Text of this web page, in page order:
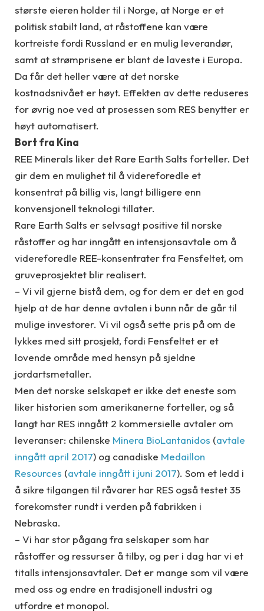
største eieren holder til i Norge, at Norge er et
politisk stabilt land, at råstoffene kan være
kortreiste fordi Russland er en mulig leverandør,
samt at strømprisene er blant de laveste i Europa.
Da får det heller være at det norske
kostnadsnivået er høyt. Effekten av dette reduseres
for øvrig noe ved at prosessen som RES benytter er
høyt automatisert.
Bort fra Kina
REE Minerals liker det Rare Earth Salts forteller. Det
gir dem en mulighet til å videreforedle et
konsentrat på billig vis, langt billigere enn
konvensjonell teknologi tillater.
Rare Earth Salts er selvsagt positive til norske
råstoffer og har inngått en intensjonsavtale om å
videreforedle REE-konsentrater fra Fensfeltet, om
gruveprosjektet blir realisert.
– Vi vil gjerne bistå dem, og for dem er det en god
hjelp at de har denne avtalen i bunn når de går til
mulige investorer. Vi vil også sette pris på om de
lykkes med sitt prosjekt, fordi Fensfeltet er et
lovende område med hensyn på sjeldne
jordartsmetaller.
Men det norske selskapet er ikke det eneste som
liker historien som amerikanerne forteller, og så
langt har RES inngått 2 kommersielle avtaler om
leveranser: chilenske Minera BioLantanidos (avtale
inngått april 2017) og canadiske Medaillon
Resources (avtale inngått i juni 2017). Som et ledd i
å sikre tilgangen til råvarer har RES også testet 35
forekomster rundt i verden på fabrikken i
Nebraska.
– Vi har stor pågang fra selskaper som har
råstoffer og ressurser å tilby, og per i dag har vi et
titalls intensjonsavtaler. Det er mange som vil være
med oss og endre en tradisjonell industri og
utfordre et monopol.